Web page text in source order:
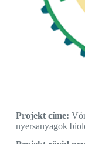
Projekt címe:
nyersanyagok